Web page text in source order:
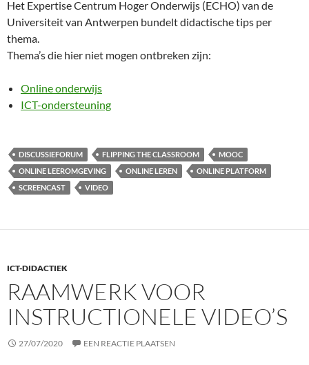
Het Expertise Centrum Hoger Onderwijs (ECHO) van de
Universiteit van Antwerpen bundelt didactische tips per
thema.
Thema’s die hier niet mogen ontbreken zijn:
Online onderwijs
ICT-ondersteuning
DISCUSSIEFORUM FLIPPING THE CLASSROOM
MOOC
ONLINE LEEROMGEVING
ONLINE LEREN
ONLINE PLATFORM
SCREENCAST
VIDEO
ICT-DIDACTIEK
RAAMWERK VOOR
INSTRUCTIONELE VIDEO’S
27/07/2020 EEN REACTIE PLAATSEN